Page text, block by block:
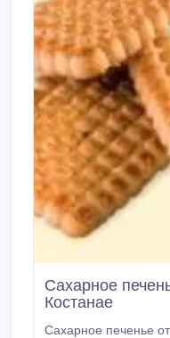
Сахарное
Костанае
Сахарное печенье от фирмы Assia Group